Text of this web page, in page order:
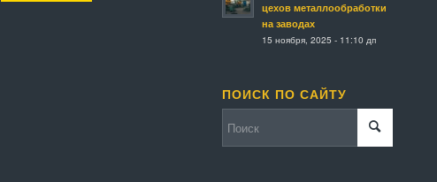
цехов металлообработки
на заводах
15 ноября, 2025 - 11:10 дп
ПОИСК ПО САЙТУ